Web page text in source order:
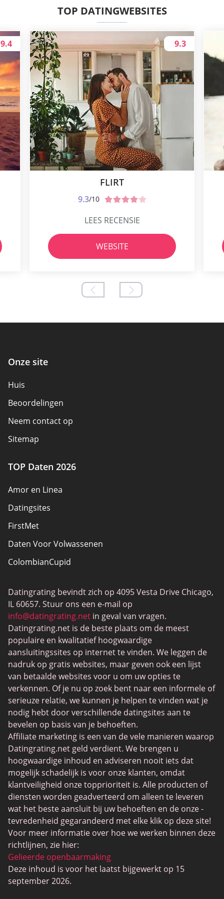
TOP DATINGWEBSITES
9.4
FLIRT
9.3/10
9.3
LEES RECENSIE
WEBSITE
Onze site
Huis
Beoordelingen
Neem contact op
Sitemap
TOP Daten 2026
Amor en Linea
Datingsites
FirstMet
Daten Voor Volwassenen
ColombianCupid
MeetMindful
BDSM Dating
BBPeopleMeet
Sugar Daddy-sites
JPeopleMeet
Trans Daten
Senior Datingsites
MijnLOL
Gay Dating
Lesbische Dating
Black Dating Sites
SugarDaddyMeet
LatinAmericanCupid
CatholicMatch
Datingrating bevindt zich op 4095 Vesta Drive Chicago,
IL 60657. Stuur ons een e-mail op
info@datingrating.net in geval van vragen.
Datingrating.net is de beste plaats om de meest
populaire en kwalitatief hoogwaardige
aansluitingssites op internet te vinden. We leggen de
nadruk op gratis websites, maar geven ook een lijst
van betaalde websites voor u om uw opties te
verkennen. Of je nu op zoek bent naar een informele of
serieuze relatie, we kunnen je helpen te vinden wat je
nodig hebt door verschillende datingsites aan te
bevelen op basis van je behoeften.
Affiliate marketing is een van de vele manieren waarop
Datingrating.net geld verdient. We brengen u
hoogwaardige inhoud en adviseren nooit iets dat
mogelijk schadelijk is voor onze klanten, omdat
klantveiligheid onze topprioriteit is. Alle producten of
diensten worden geadverteerd om alleen te leveren
wat het beste aansluit bij uw behoeften en de onze -
tevredenheid gegarandeerd met elke klik op deze site!
Voor meer informatie over hoe we werken binnen deze
richtlijnen, zie hier:
Gelieerde openbaarmaking
Deze inhoud is voor het laatst bijgewerkt op 15
september 2026.